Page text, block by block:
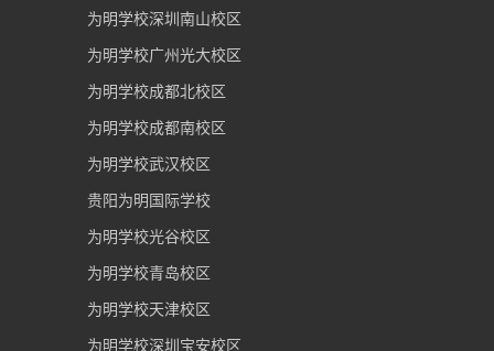
为明学校深圳南山校区
为明学校广州光大校区
为明学校成都北校区
为明学校成都南校区
为明学校武汉校区
贵阳为明国际学校
为明学校光谷校区
为明学校青岛校区
为明学校天津校区
为明学校深圳宝安校区